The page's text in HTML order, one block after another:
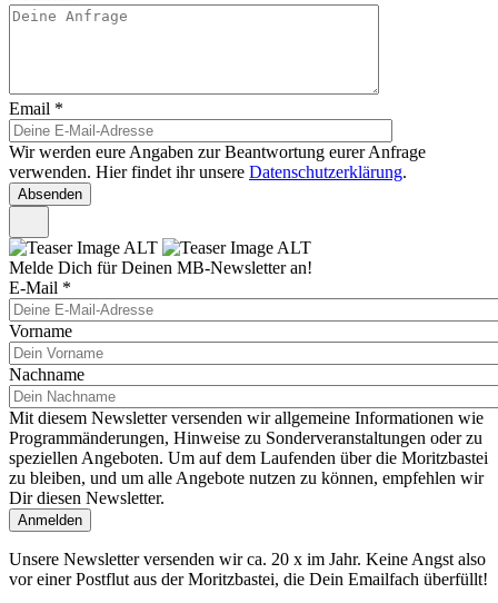
Email *
Wir werden eure Angaben zur Beantwortung eurer Anfrage
verwenden. Hier findet ihr unsere Datenschutzerklärung.
Melde Dich für Deinen MB-Newsletter an!
E-Mail *
Vorname
Nachname
Mit diesem Newsletter versenden wir allgemeine Informationen wie
Programmänderungen, Hinweise zu Sonderveranstaltungen oder zu
speziellen Angeboten. Um auf dem Laufenden über die Moritzbastei
zu bleiben, und um alle Angebote nutzen zu können, empfehlen wir
Dir diesen Newsletter.
Unsere Newsletter versenden wir ca. 20 x im Jahr. Keine Angst also
vor einer Postflut aus der Moritzbastei, die Dein Emailfach überfüllt!